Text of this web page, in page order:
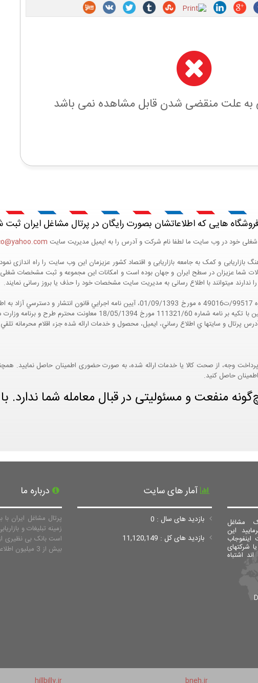
به علت منقضی شدن قابل مشاهده نمی باشد
هایی که اطلاعاتشان بصورت رایگان در پرتال مشاغل ایران
خود در وب سایت ما لطفا نام شرکت و آدرس را به ایمیل مدیریت سایت
شما عزیزان در سطح ایران و جهان بوده است و امکانات این مجموعه و ثبت مشخصات شغلی
ندارند میتوانند با اطلاع رسانی به مدیریت سایت مشخصات خود را حذف یا بروز رسانی نمایند.
مواد 5 و 9 آيين نامه اجرايي و همچنين با تکيه بر نامه
پرتال و سايتها ي اطلاع رساني، ايميل، محصول و خدمات ارائه شده جزء اقلام محرمانه
وجه، از صحت کالا یا خدمات ارائه شده، به صورت حضوری اطمینان حاصل نمایید.
حاصل کنید.
منفعت و مسئولیتی در قبال معامله شما ندارد.
مشاغل
این
شرکتهای
اشتباه
آمار های سایت
بازدید های سال : 0
بازدید های کل : 11,120,149
درباره ما
پرتال مشاغل ایران
زمینه تبلیغات و
است بانک بی نظیری
بیش از 3 میلیون اطلاعات جمع آوری نماید.